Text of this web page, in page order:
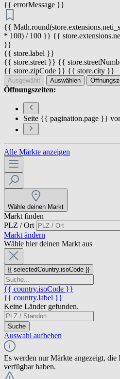
{{ errorMessage }}
{{
* 100) / 100 }} {{
}}
{{ store.label }}
{{ store.street }} {{
{{ store.zipCode }} {{ store.city }}
Ausgewählt Auswählen
Öffnungszeiten:
Seite {{ pagination.page }}
Alle Märkte anzeigen
Wähle deinen Markt
Markt finden
PLZ / Ort
Markt ändern
Wähle hier deinen Markt aus
{{ selectedCountry.isoCode }}
{{ country.isoCode }}
{{ country.label }}
Keine Länder gefunden.
Suche
Auswahl aufheben
Es werden nur Märkte angezeigt, die
verfügbar haben.